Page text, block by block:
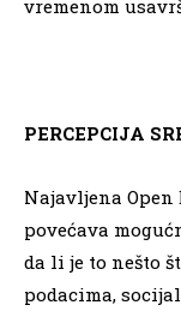
vremenom
PERCEPCIJA
Najavljena
povećava
da li je to nešto
podacima,